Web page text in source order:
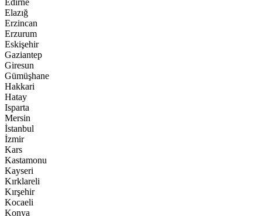
Edirne
Elazığ
Erzincan
Erzurum
Eskişehir
Gaziantep
Giresun
Gümüşhane
Hakkari
Hatay
Isparta
Mersin
İstanbul
İzmir
Kars
Kastamonu
Kayseri
Kırklareli
Kırşehir
Kocaeli
Konya